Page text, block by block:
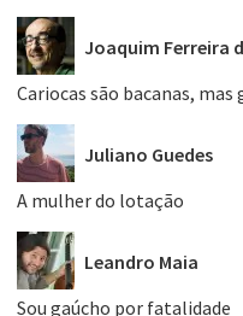
Joaquim Ferreira
Cariocas são bacanas,
Juliano Guedes
A mulher do lotação
Leandro Maia
Sou gaúcho por fatalidade